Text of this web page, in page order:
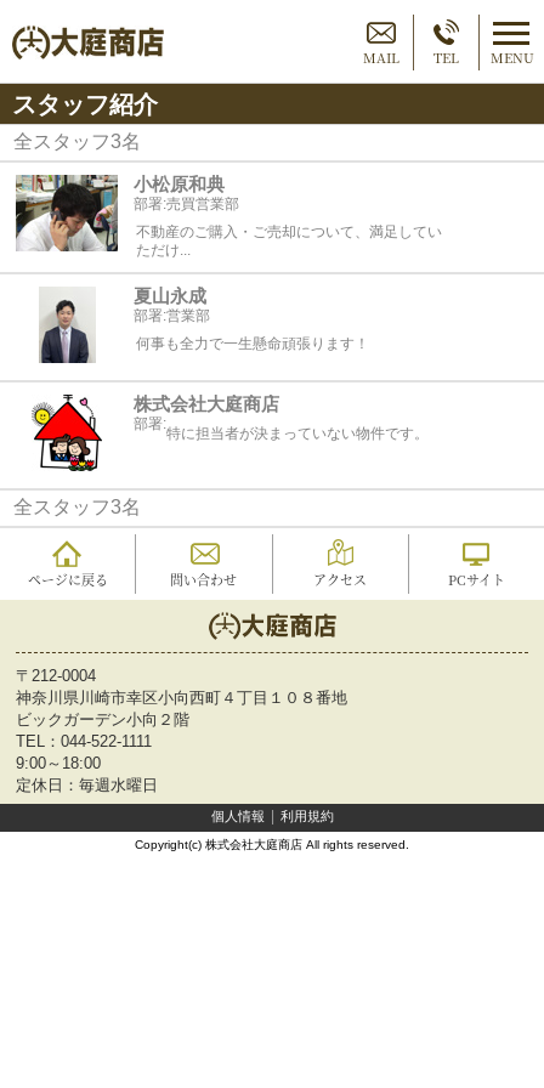
MAIL TEL MENU
スタッフ紹介
全スタッフ3名
小松原和典
部署:売買営業部
不動産のご購入・ご売却について、満足してい
ただけ...
夏山永成
部署:営業部
何事も全力で一生懸命頑張ります！
株式会社大庭商店
部署:
特に担当者が決まっていない物件です。
全スタッフ3名
ページに戻る 問い合わせ アクセス PCサイト
〒212-0004
神奈川県川崎市幸区小向西町４丁目１０８番地
ビックガーデン小向２階
TEL： 044-522-1111
9:00～18:00
定休日：毎週水曜日
個人情報 利用規約
Copyright(c) 株式会社大庭商店 All rights reserved.